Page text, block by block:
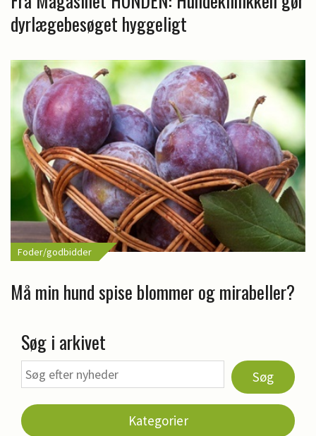
dyrlægebesøget hyggeligt
Foder/godbidder
Må min hund spise blommer og mirabeller?
Søg i arkivet
Søg
Kategorier